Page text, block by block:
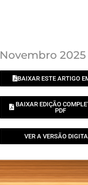
Novembro 2025
BAIXAR ESTE ARTIGO
BAIXAR EDIÇÃO
PDF
VER A VERSÃO